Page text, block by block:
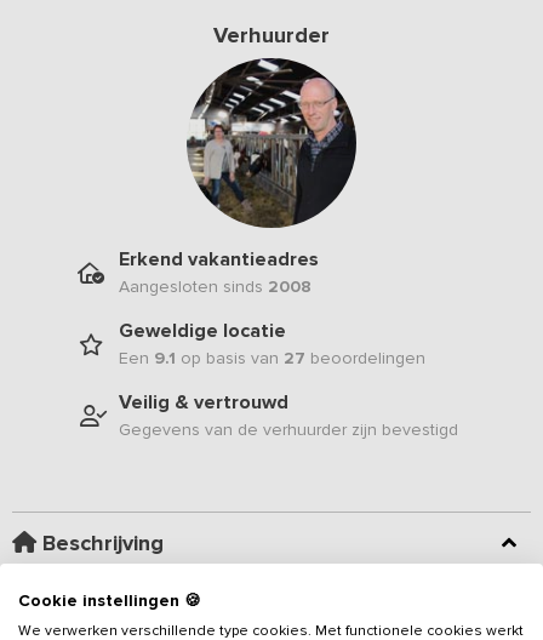
Verhuurder
Erkend vakantieadres
Aangesloten sinds 2008
Geweldige locatie
Een 9.1 op basis van 27 beoordelingen
Veilig & vertrouwd
Gegevens van de verhuurder zijn bevestigd
Beschrijving
Aan de rand van een bos, ligt dit
voorheen een melkveehouderij was. De sfeer van het boerenerf
Cookie instellingen 🍪
We verwerken verschillende type cookies. Met functionele cookies werkt